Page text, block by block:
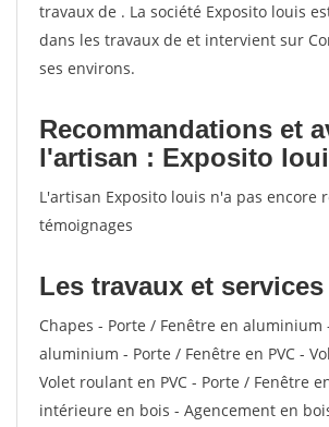
travaux de . La société Exposito louis
dans les travaux de et intervient sur
ses environs.
Recommandations et
l'artisan : Exposito
L'artisan Exposito louis n'a pas encore
témoignages
Les travaux et services
Chapes - Porte / Fenêtre en aluminium
aluminium - Porte / Fenêtre en PVC -
Volet roulant en PVC - Porte / Fenêtre
intérieure en bois - Agencement en